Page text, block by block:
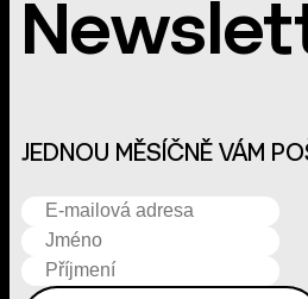
JEDNOU MĚSÍČNĚ VÁM